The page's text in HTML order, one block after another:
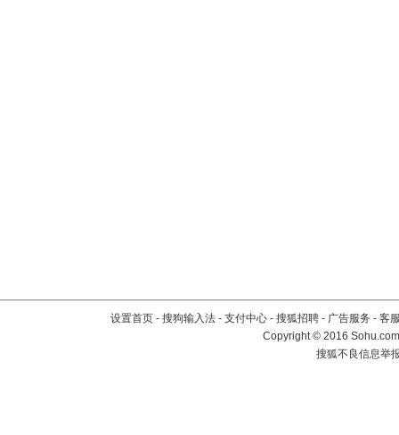
设置首页 - 搜狗输入法 - 支付中心 - 搜狐招聘 - 广告服务 - 客
Copyright©2016
搜狐不良信息举